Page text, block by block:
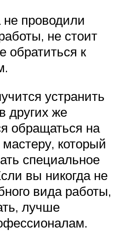
проводили
не стоит
обратиться к
устранить
других же
обращаться на
который
специальное
вы никогда не
вида работы,
лучше